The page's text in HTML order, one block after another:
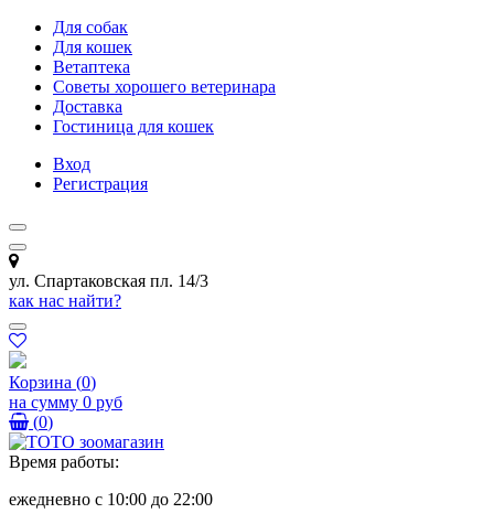
Для собак
Для кошек
Ветаптека
Советы хорошего ветеринара
Доставка
Гостиница для кошек
Вход
Регистрация
ул. Спартаковская пл. 14/3
как нас найти?
Корзина (0)
на сумму 0 руб
(0)
Время работы:
ежедневно с 10:00 до 22:00